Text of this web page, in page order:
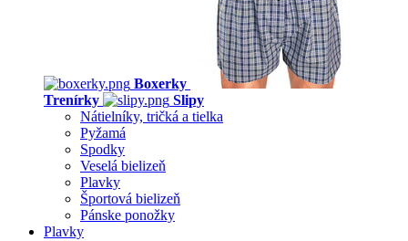
Boxerky
Trenírky
Slipy
Nátielníky, tričká a tielka
Pyžamá
Spodky
Veselá bielizeň
Plavky
Športová bielizeň
Pánske ponožky
Plavky